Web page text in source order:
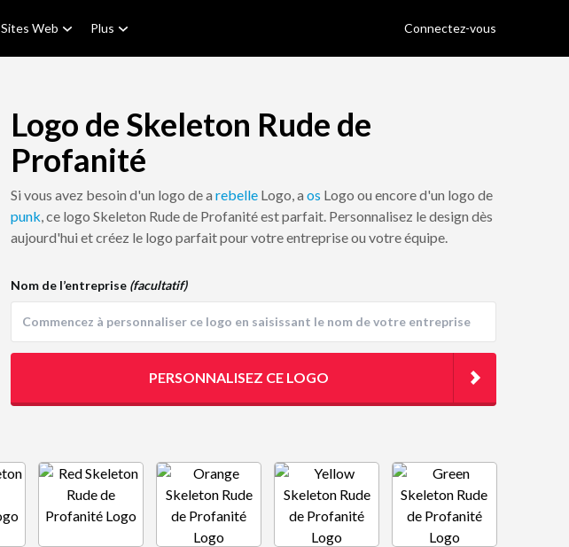
Sites Web Plus Connectez-vous
Logo de Skeleton Rude de
Profanité
Si vous avez besoin d'un logo de a rebelle Logo, a os Logo ou encore d'un logo de
punk, ce logo Skeleton Rude de Profanité est parfait. Personnalisez le design dès
aujourd'hui et créez le logo parfait pour votre entreprise ou votre équipe.
Nom de l’entreprise (facultatif)
PERSONNALISEZ CE LOGO